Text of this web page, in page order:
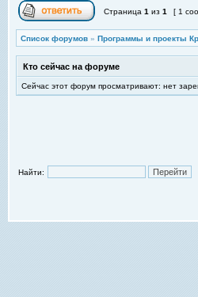
Страница 1 из 1 [ 1
Список форумов » Программы и проекты
Кто сейчас на форуме
Сейчас этот форум просматривают: нет
Найти: